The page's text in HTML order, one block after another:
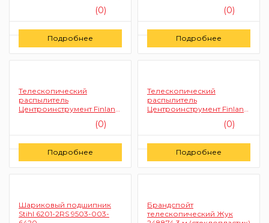
(0)
Заказать
Подробнее
(0)
Заказать
Подробнее
Телескопический
распылитель
Центроинструмент Finland
(0)
Заказать
Подробнее
Телескопический
распылитель
Центроинструмент Finland
(0)
Заказать
Подробнее
Шариковый подшипник
Stihl 6201-2RS 9503-003-
Брандспойт
телескопический Жук